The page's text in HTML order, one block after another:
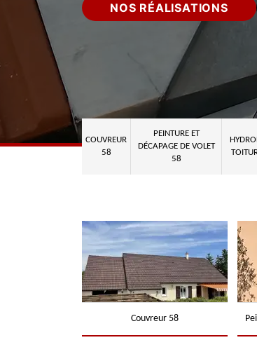
NOS RÉALISATIONS
COUVREUR
58
PEINTURE ET
DÉCAPAGE DE VOLET
58
Couvreur 58